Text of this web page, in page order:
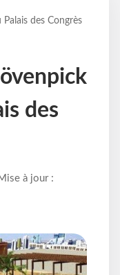
des Congrès
des
à jour :